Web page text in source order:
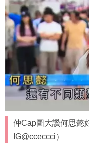
仲Cap圖大讚何思懿
IG@cceccci）